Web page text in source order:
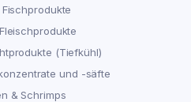
(Tiefkühl)
und -säfte
& Schrimps